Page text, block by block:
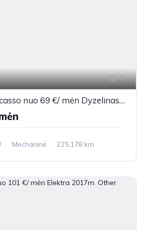
6
Citroen C3 Picasso nuo 69 €/ mėn Dyzelinas 2014m. Vienatūris Mechaninė
Mechaninė
225,178 km